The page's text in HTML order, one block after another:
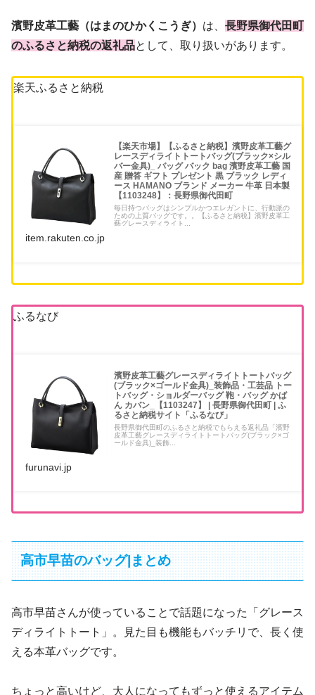
濱野皮革工藝（はまのひかくこうぎ） は、 長野県御代田町
のふるさと納税の返礼品として、取り扱いがあります。
楽天ふるさと納税
【楽天市場】【ふるさと納税】濱野皮革工藝グ
レースディライトトートバッグ(ブラック×シル
バー金具)_ バッグ バック bag 濱野皮革工藝 国
産 贈答 ギフト プレゼント 黒 ブラック レディ
ース HAMANO ブランド メーカー 牛革 日本製
【1103248】：長野県御代田町
毎日持つバッグはシンプルかつエレガントに、行動派の
ための上質バッグです。。【ふるさと納税】濱野皮革工
藝グレースディライト...
item.rakuten.co.jp
ふるなび
濱野皮革工藝グレースディライトトートバッグ
(ブラック×ゴールド金具)_装飾品・工芸品 トー
トバッグ・ショルダーバッグ 鞄・バッグ かば
ん カバン_【1103247】 | 長野県御代田町 | ふ
るさと納税サイト「ふるなび」
長野県御代田町のふるさと納税でもらえる返礼品「濱野
皮革工藝グレースディライトトートバッグ(ブラック×ゴ
ールド金具)_装飾...
furunavi.jp
高市早苗のバッグ|まとめ
高市早苗さんが使っていることで話題になった「グレース
ディライトトート」。見た目も機能もバッチリで、長く使
える本革バッグです。
ちょっと高いけど、大人になってもずっと使えるアイテム